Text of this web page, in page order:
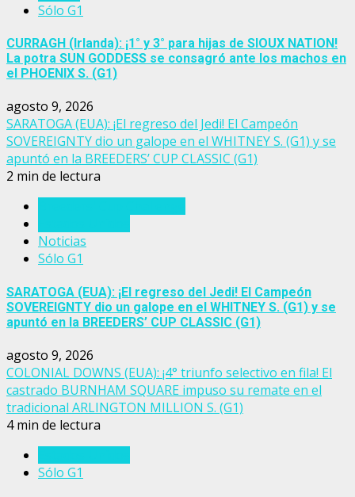
Sólo G1
CURRAGH (Irlanda): ¡1° y 3° para hijas de SIOUX NATION!
La potra SUN GODDESS se consagró ante los machos en
el PHOENIX S. (G1)
agosto 9, 2026
SARATOGA (EUA): ¡El regreso del Jedi! El Campeón
SOVEREIGNTY dio un galope en el WHITNEY S. (G1) y se
apuntó en la BREEDERS’ CUP CLASSIC (G1)
2 min de lectura
Noticias
Sólo G1
SARATOGA (EUA): ¡El regreso del Jedi! El Campeón
SOVEREIGNTY dio un galope en el WHITNEY S. (G1) y se
apuntó en la BREEDERS’ CUP CLASSIC (G1)
agosto 9, 2026
COLONIAL DOWNS (EUA): ¡4° triunfo selectivo en fila! El
castrado BURNHAM SQUARE impuso su remate en el
tradicional ARLINGTON MILLION S. (G1)
4 min de lectura
Sólo G1